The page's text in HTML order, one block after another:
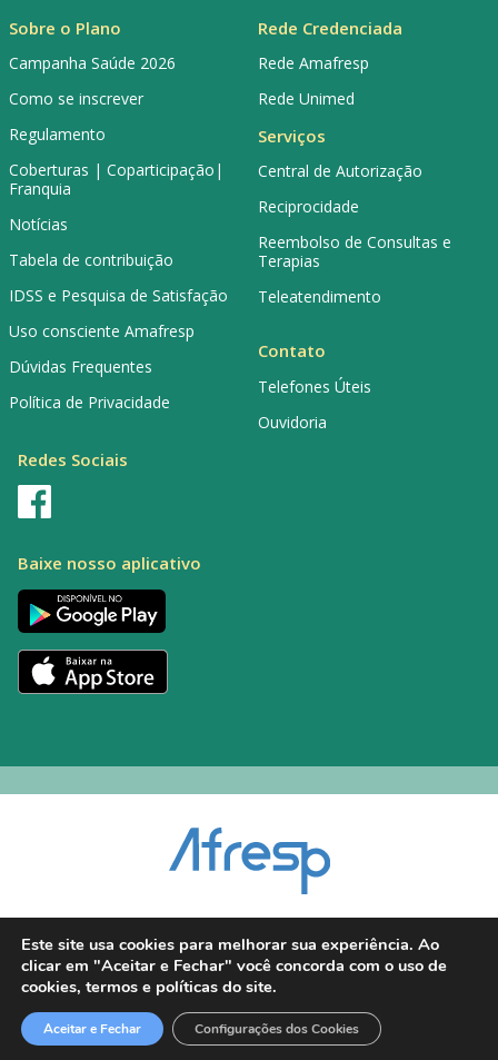
Sobre o Plano
Campanha Saúde 2026
Como se inscrever
Regulamento
Coberturas | Coparticipação|
Franquia
Notícias
Tabela de contribuição
IDSS e Pesquisa de Satisfação
Uso consciente Amafresp
Dúvidas Frequentes
Política de Privacidade
Rede Credenciada
Rede Amafresp
Rede Unimed
Serviços
Central de Autorização
Reciprocidade
Reembolso de Consultas e
Terapias
Teleatendimento
Contato
Telefones Úteis
Ouvidoria
Redes Sociais
Baixe nosso aplicativo
dpo@afresp.org.br
Diretor Técnico: Antonio Carlos Aparecido. CRM: 54.464
Este site usa cookies para melhorar sua experiência. Ao
clicar em "Aceitar e Fechar" você concorda com o uso de
cookies, termos e políticas do site.
Aceitar e Fechar Configurações dos Cookies